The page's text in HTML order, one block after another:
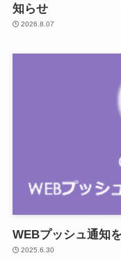
知らせ
2026.8.07
WEBプッシュ通知
2025.6.30